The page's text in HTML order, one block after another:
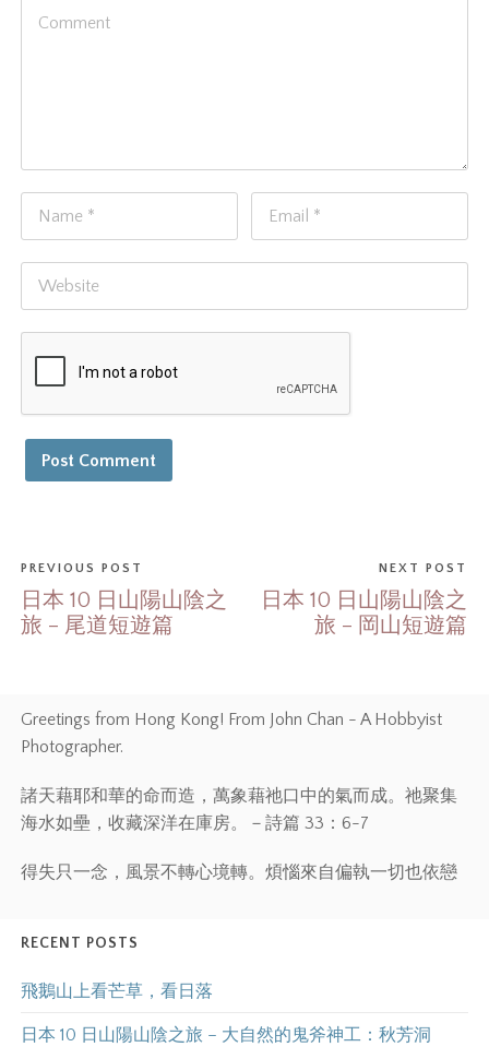
PREVIOUS POST
日本 10 日山陽山陰之
旅 – 尾道短遊篇
NEXT POST
日本 10 日山陽山陰之
旅 – 岡山短遊篇
Greetings from Hong Kong! From John Chan - A Hobbyist
Photographer.
諸天藉耶和華的命而造，萬象藉祂口中的氣而成。祂聚集
海水如壘，收藏深洋在庫房。－詩篇 33：6-7
得失只一念，風景不轉心境轉。煩惱來自偏執一切也依戀
RECENT POSTS
飛鵝山上看芒草，看日落
日本 10 日山陽山陰之旅 – 大自然的鬼斧神工：秋芳洞